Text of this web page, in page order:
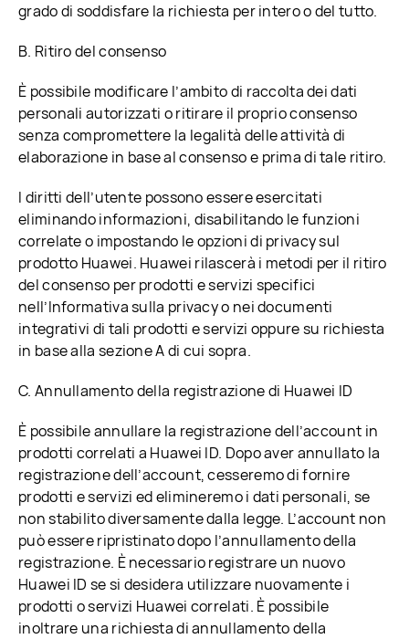
grado di soddisfare la richiesta per intero o del tutto.
B. Ritiro del consenso
È possibile modificare l’ambito di raccolta dei dati
personali autorizzati o ritirare il proprio consenso
senza compromettere la legalità delle attività di
elaborazione in base al consenso e prima di tale ritiro.
I diritti dell’utente possono essere esercitati
eliminando informazioni, disabilitando le funzioni
correlate o impostando le opzioni di privacy sul
prodotto Huawei. Huawei rilascerà i metodi per il ritiro
del consenso per prodotti e servizi specifici
nell’Informativa sulla privacy o nei documenti
integrativi di tali prodotti e servizi oppure su richiesta
in base alla sezione A di cui sopra.
C. Annullamento della registrazione di Huawei ID
È possibile annullare la registrazione dell’account in
prodotti correlati a Huawei ID. Dopo aver annullato la
registrazione dell’account, cesseremo di fornire
prodotti e servizi ed elimineremo i dati personali, se
non stabilito diversamente dalla legge. L’account non
può essere ripristinato dopo l’annullamento della
registrazione. È necessario registrare un nuovo
Huawei ID se si desidera utilizzare nuovamente i
prodotti o servizi Huawei correlati. È possibile
inoltrare una richiesta di annullamento della